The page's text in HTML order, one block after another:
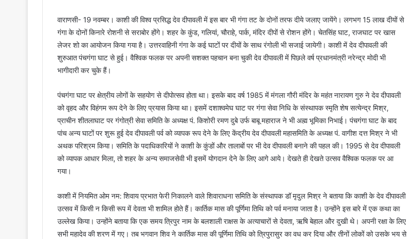
वाराणसी- 19 नवम्बर। काशी की विश्व प्रसिद्ध देव दीपावली में इस बार भी गंगा तट के दोनों तरफ दीये जलाए जायेंगे। लगभग 15 लाख दीयों से
गंगा के दोनों किनारे रोशनी से सराबोर होंगे। शहर के कुंड, गलियां, चौराहे, पार्क, मंदिर दीपों से रोशन होंगे। चेतसिंह घाट, राजघाट पर खास
लेजर शो का आयोजन किया गया है। उत्तरवाहिनी गंगा के कई घाटों पर दीयों के साथ रंगोली भी सजाई जायेगी। काशी में देव दीपावली की
शुरुआत पंचगंगा घाट से हुई। वैश्विक फलक पर अपनी सशक्त पहचान बना चुकी देव दीपावली में पिछले वर्ष प्रधानमंत्री नरेन्द्र मोदी भी
भागीदारी कर चुके हैं।
पंचगंगा घाट पर क्षेत्रीय लोगों के सहयोग से दीपोत्सव होता था। इसके बाद वर्ष 1985 में मंगला गौरी मंदिर के महंत नारायण गुरु ने देव दीपावली
को वृहद और विहंगम रूप देने के लिए प्रयास किया था। इसमें दशाश्वमेघ घाट पर गंगा सेवा निधि के संस्थापक स्मृति शेष सत्येन्द्र मिश्र,
प्राचीन शीतलाघाट पर गंगोत्री सेवा समिति के अध्यक्ष पं. किशोरी रमण दुबे उर्फ बाबू महाराज ने भी अह्म भूमिका निभाई। पंचगंगा घाट के बाद
पांच अन्य घाटों पर शुरू हुई देव दीपावली पर्व को व्यापक रूप देने के लिए केंद्रीय देव दीपावली महासमिति के अध्यक्ष पं. वागीश दत्त मिश्र ने भी
अथक परिश्रम किया। समिति के पदाधिकारियों ने काशी के कुंडों और तालाबों पर भी देव दीपावली बनाने की पहल की। 1995 से देव दीपावली
को व्यापक आधार मिला, तो शहर के अन्य समाजसेवी भी इसमें योगदान देने के लिए आगे आये। देखते ही देखते उत्सव वैश्विक फलक पर आ
गया।
काशी में नियमित ओम नम: शिवाय प्रभात फेरी निकालने वाले शिवाराधना समिति के संस्थापक डॉ मृदुल मिश्र ने बताया कि काशी के देव दीपावली
उत्सव में किसी न किसी रूप में देवता भी शामिल होते हैं। कार्तिक मास की पूर्णिमा तिथि को पर्व मनाया जाता है। उन्होंने इस बारे में एक कथा का
उल्लेख किया। उन्होंने बताया कि एक समय त्रिपुर नाम के बलशाली राक्षस के अत्याचारों से देवता, ऋषि बेहाल और दुखी थे। अपनी रक्षा के लिए
सभी महादेव की शरण में गए। तब भगवान शिव ने कार्तिक मास की पूर्णिमा तिथि को त्रिपुरासुर का वध कर दिया और तीनों लोकों को उसके भय से